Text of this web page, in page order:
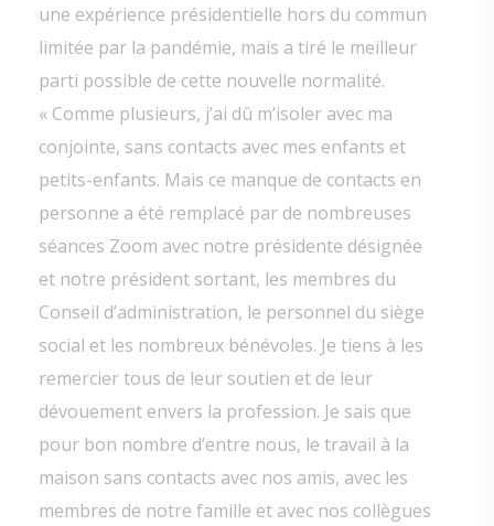
une expérience présidentielle hors du commun
limitée par la pandémie, mais a tiré le meilleur
parti possible de cette nouvelle normalité.
« Comme plusieurs, j’ai dû m’isoler avec ma
conjointe, sans contacts avec mes enfants et
petits-enfants. Mais ce manque de contacts en
personne a été remplacé par de nombreuses
séances Zoom avec notre présidente désignée
et notre président sortant, les membres du
Conseil d’administration, le personnel du siège
social et les nombreux bénévoles. Je tiens à les
remercier tous de leur soutien et de leur
dévouement envers la profession. Je sais que
pour bon nombre d’entre nous, le travail à la
maison sans contacts avec nos amis, avec les
membres de notre famille et avec nos collègues